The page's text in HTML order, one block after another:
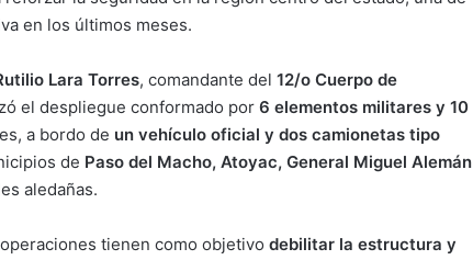
en los últimos meses.
Lara Torres, comandante del 12/o Cuerpo de
el despliegue conformado por 6 elementos militares y 10
a bordo de un vehículo oficial y dos camionetas tipo
de Paso del Macho, Atoyac, General Miguel Alemán
aledañas.
tienen como objetivo debilitar la estructura y